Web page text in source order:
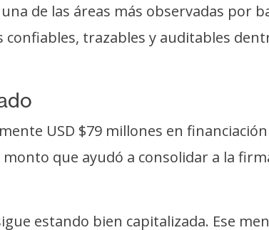
de las áreas más observadas por
trazables y auditables
USD $79 millones en
monto que ayudó a consolidar a la
estando bien capitalizada. Ese